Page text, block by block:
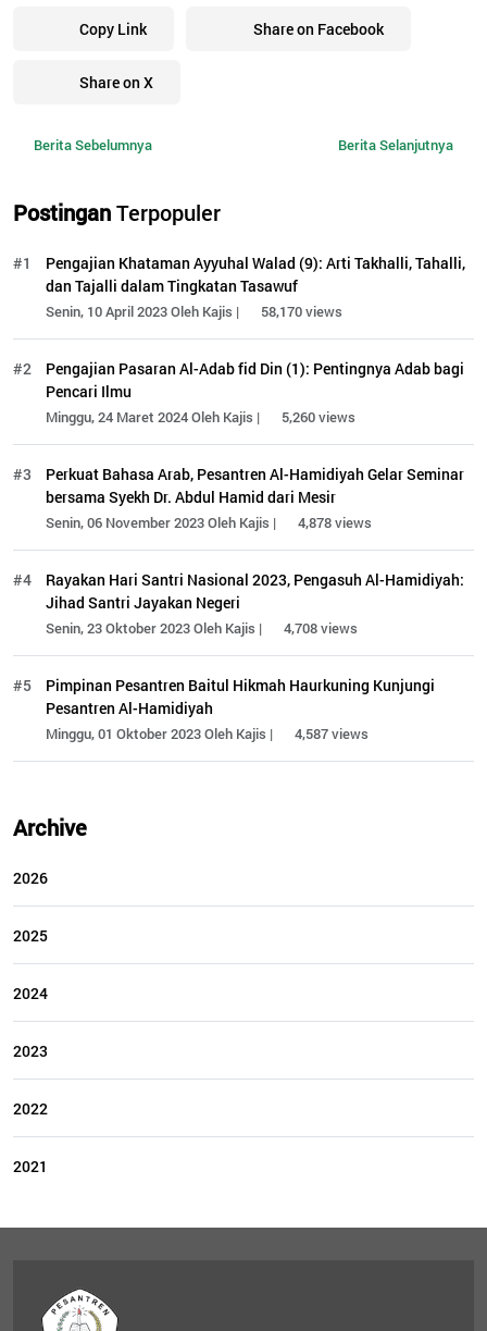
Copy Link Share on Facebook
Share on X
Berita Sebelumnya Berita Selanjutnya
PostinganTerpopuler
#1
Pengajian Khataman Ayyuhal Walad (9): Arti Takhalli, Tahalli,
dan Tajalli dalam Tingkatan Tasawuf
Senin, 10 April 2023 Oleh Kajis | 58,170 views
#2
Pengajian Pasaran Al-Adab fid Din (1): Pentingnya Adab bagi
Pencari Ilmu
Minggu, 24 Maret 2024 Oleh Kajis | 5,260 views
#3
Perkuat Bahasa Arab, Pesantren Al-Hamidiyah Gelar Seminar
bersama Syekh Dr. Abdul Hamid dari Mesir
Senin, 06 November 2023 Oleh Kajis | 4,878 views
#4
Rayakan Hari Santri Nasional 2023, Pengasuh Al-Hamidiyah:
Jihad Santri Jayakan Negeri
Senin, 23 Oktober 2023 Oleh Kajis | 4,708 views
#5
Pimpinan Pesantren Baitul Hikmah Haurkuning Kunjungi
Pesantren Al-Hamidiyah
Minggu, 01 Oktober 2023 Oleh Kajis | 4,587 views
Archive
2026
2025
2024
2023
2022
2021